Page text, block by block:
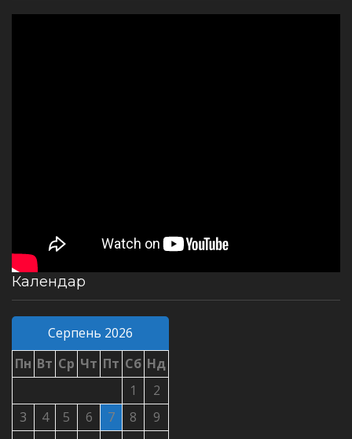
Календар
Серпень 2026
Пн Вт Ср Чт Пт Сб Нд
1
2
3
4 5 6 7 8
9